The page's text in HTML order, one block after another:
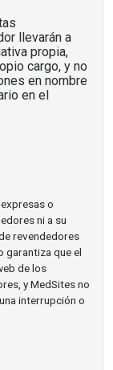
llevarán a
propia,
cargo, y no
en nombre
en el
o
ni a su
revendedores
garantiza que el
de los
y MedSites no
interrupción o